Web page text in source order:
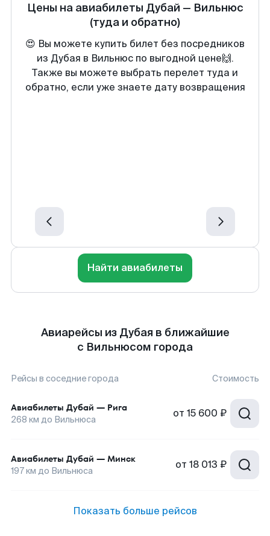
Цены на авиабилеты Дубай — Вильнюс
(туда и обратно)
😍 Вы можете купить билет без посредников
из Дубая в Вильнюс по выгодной цене🙌.
Также вы можете выбрать перелет туда и
обратно, если уже знаете дату возвращения
Найти авиабилеты
Авиарейсы из Дубая в ближайшие
с Вильнюсом города
Рейсы в соседние города Стоимость
Авиабилеты Дубай — Рига
268 км до Вильнюса от 15 600 ₽
Авиабилеты Дубай — Минск
197км до Вильнюса от 18 013 ₽
Показать больше рейсов